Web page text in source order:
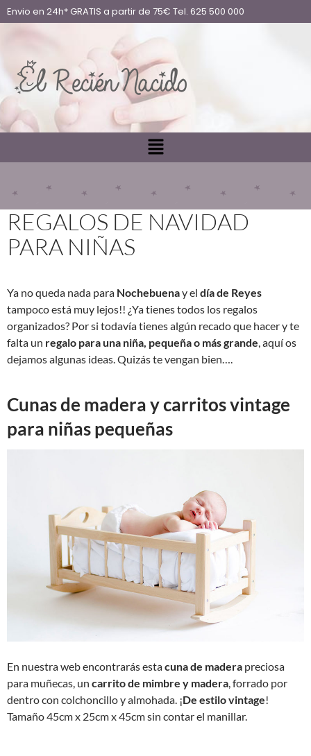
Envio en 24h* GRATIS a partir de 75€ Tel. 625 500 000
REGALOS DE NAVIDAD
PARA NIÑAS
Ya no queda nada para Nochebuenay el día de Reyes
tampoco está muy lejos!! ¿Ya tienes todos los regalos
organizados? Por si todavía tienes algún recado que hacer y te
falta un regalo para una niña, pequeña o más grande, aquí os
dejamos algunas ideas. Quizás te vengan bien….
Cunas de madera y carritos vintage
para niñas pequeñas
En nuestra web encontrarás estacuna de madera preciosa
para muñecas, un carrito de mimbre y madera, forrado por
dentro con colchoncillo y almohada. ¡De estilo vintage!
Tamaño 45cm x 25cm x 45cm sin contar el manillar.